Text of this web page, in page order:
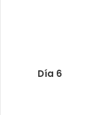
Día 6